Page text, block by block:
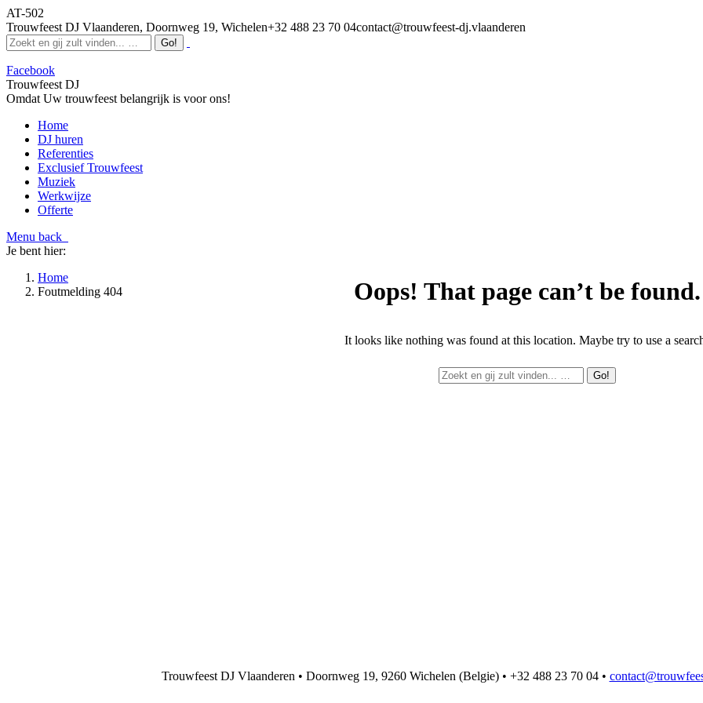
AT-502
Trouwfeest DJ Vlaanderen, Doornweg 19, Wichelen+32 488 23 70 04contact@trouwfeest-dj.vlaanderen
Facebook
Trouwfeest DJ
Omdat Uw trouwfeest belangrijk is voor ons!
Home
DJ huren
Referenties
Exclusief Trouwfeest
Muziek
Werkwijze
Offerte
Menu back
Je bent hier:
Home
Foutmelding 404
Oops! That page can’t be found.
It looks like nothing was found at this location. Maybe try to use a
Trouwfeest DJ Vlaanderen • Doornweg 19, 9260 Wichelen (Belgie) • +32 488 23 70 04 •